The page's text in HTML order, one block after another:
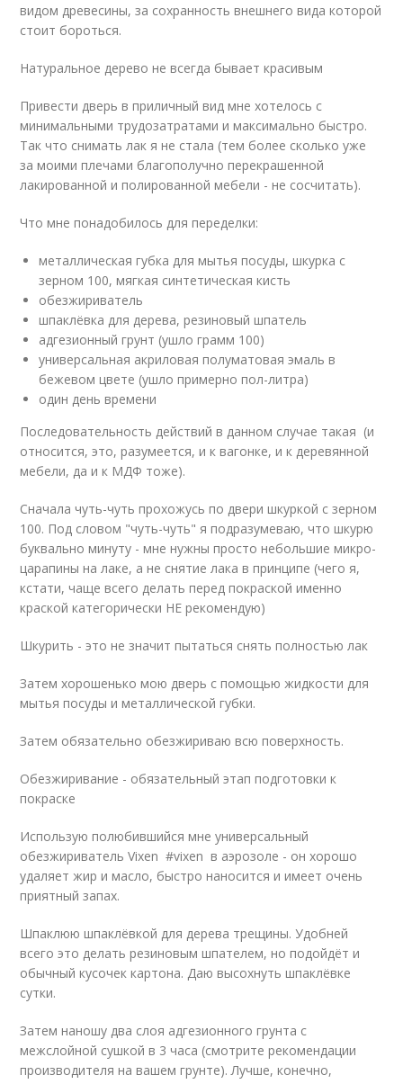
видом древесины, за сохранность внешнего вида которой
стоит бороться.
Натуральное дерево не всегда бывает красивым
Привести дверь в приличный вид мне хотелось с
минимальными трудозатратами и максимально быстро.
Так что снимать лак я не стала (тем более сколько уже
за моими плечами благополучно перекрашенной
лакированной и полированной мебели - не сосчитать).
Что мне понадобилось для переделки:
металлическая губка для мытья посуды, шкурка с
зерном 100, мягкая синтетическая кисть
обезжириватель
шпаклёвка для дерева, резиновый шпатель
адгезионный грунт (ушло грамм 100)
универсальная акриловая полуматовая эмаль в
бежевом цвете (ушло примерно пол-литра)
один день времени
Последовательность действий в данном случае такая (и
относится, это, разумеется, и к вагонке, и к деревянной
мебели, да и к МДФ тоже).
Сначала чуть-чуть прохожусь по двери шкуркой с зерном
100. Под словом "чуть-чуть" я подразумеваю, что шкурю
буквально минуту - мне нужны просто небольшие микро-
царапины на лаке, а не снятие лака в принципе (чего я,
кстати, чаще всего делать перед покраской именно
краской категорически НЕ рекомендую)
Шкурить - это не значит пытаться снять полностью лак
Затем хорошенько мою дверь с помощью жидкости для
мытья посуды и металлической губки.
Затем обязательно обезжириваю всю поверхность.
Обезжиривание - обязательный этап подготовки к
покраске
Использую полюбившийся мне универсальный
обезжириватель Vixen #vixen в аэрозоле - он хорошо
удаляет жир и масло, быстро наносится и имеет очень
приятный запах.
Шпаклюю шпаклёвкой для дерева трещины. Удобней
всего это делать резиновым шпателем, но подойдёт и
обычный кусочек картона. Даю высохнуть шпаклёвке
сутки.
Затем наношу два слоя адгезионного грунта с
межслойной сушкой в 3 часа (смотрите рекомендации
производителя на вашем грунте). Лучше, конечно,